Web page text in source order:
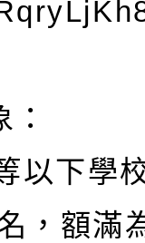
下學
，額滿